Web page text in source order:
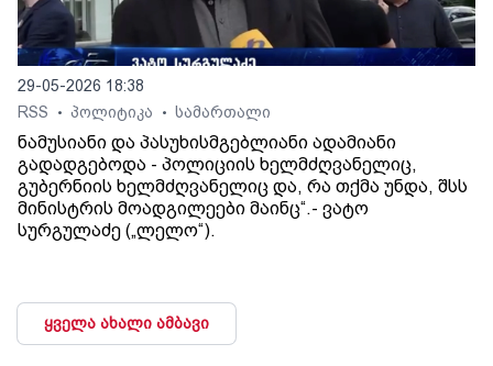
29-05-2026 18:38
RSS
• პოლიტიკა • სამართალი
ნამუსიანი და პასუხისმგებლიანი ადამიანი
გადადგებოდა - პოლიციის ხელმძღვანელიც,
გუბერნიის ხელმძღვანელიც და, რა თქმა უნდა, შსს
მინისტრის მოადგილეები მაინც“.- ვატო
სურგულაძე („ლელო“).
ყველა ახალი ამბავი